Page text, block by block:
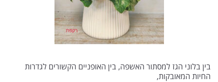
בין בלוני הגז למסתור האשפה, בין האופניים הקשורים לגדרות
החיות המאובקות,